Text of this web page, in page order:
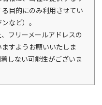
目的にのみ利用させてい
など）。
フリーメールアドレスの
すようお願いいたしま
しない可能性がございま